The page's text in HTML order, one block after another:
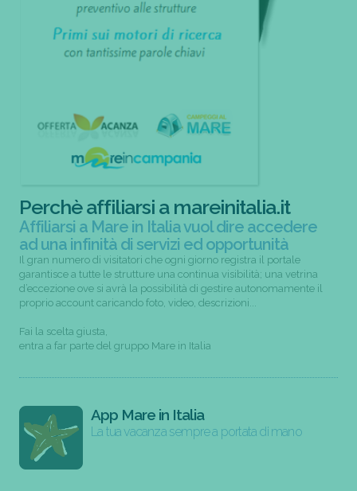
Perchè affiliarsi a mareinitalia.it
Affiliarsi a Mare in Italia vuol dire accedere
ad una infinità di servizi ed opportunità
Il gran numero di visitatori che ogni giorno registra il portale
garantisce a tutte le strutture una continua visibilità; una vetrina
d’eccezione ove si avrà la possibilità di gestire autonomamente il
proprio account caricando foto, video, descrizioni...
Fai la scelta giusta,
entra a far parte del gruppo Mare in Italia
App Mare in Italia
La tua vacanza sempre a portata di mano